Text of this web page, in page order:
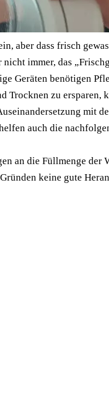
aber dass frisch
nicht immer, das
Geräten benötigen
Trocknen zu
mit
auch die
an die Füllmenge
keine gute